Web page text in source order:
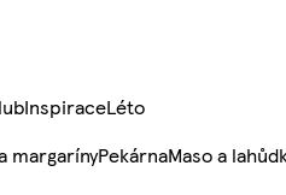
InspiraceLéto
margarínyPekárnaMaso a